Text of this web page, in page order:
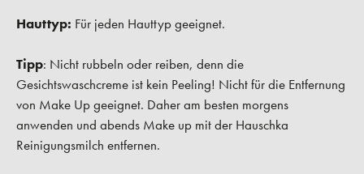
Hauttyp: Für jeden Hauttyp geeignet.
Tipp: Nicht rubbeln oder reiben, denn die
Gesichtswaschcreme ist kein Peeling! Nicht für die Entfernung
von Make Up geeignet. Daher am besten morgens
anwenden und abends Make up mit der Hauschka
Reinigungsmilch entfernen.